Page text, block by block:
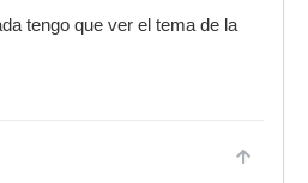
tengo que ver el tema de la